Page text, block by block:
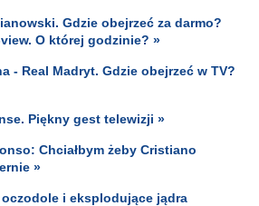
Gdzie obejrzeć za darmo?
O której godzinie? »
- Real Madryt. Gdzie obejrzeć w TV?
Piękny gest telewizji »
Chciałbym żeby Cristiano
»
i eksplodujące jądra